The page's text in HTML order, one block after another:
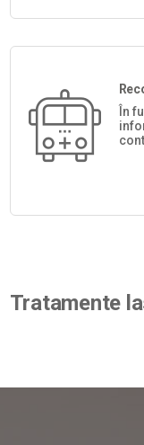
În
Tratamente